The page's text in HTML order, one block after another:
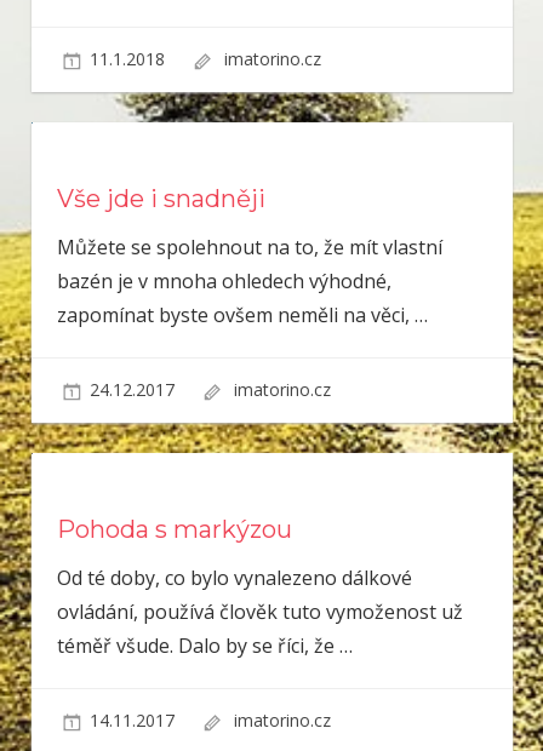
11.1.2018 imatorino.cz
Vše jde i snadněji
Můžete se spolehnout na to, že mít vlastní
bazén je v mnoha ohledech výhodné,
zapomínat byste ovšem neměli na věci, …
24.12.2017 imatorino.cz
Pohoda s markýzou
Od té doby, co bylo vynalezeno dálkové
ovládání, používá člověk tuto vymoženost už
téměř všude. Dalo by se říci, že …
14.11.2017 imatorino.cz